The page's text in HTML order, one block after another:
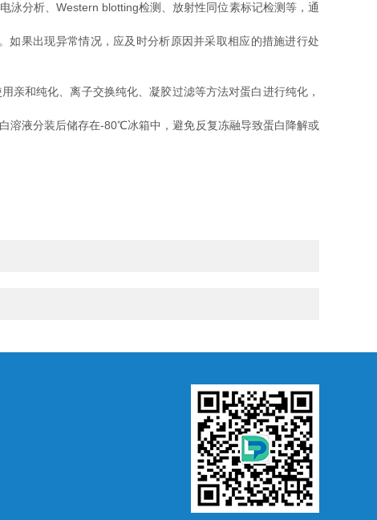
分析、Western blotting检测、放射性同位素标记检测等，通
果出现异常情况，应及时分析原因并采取相应的措施进行处
和纯化、离子交换纯化、凝胶过滤等方法对蛋白进行纯化，
液分装后储存在-80℃冰箱中，避免反复冻融导致蛋白降解或